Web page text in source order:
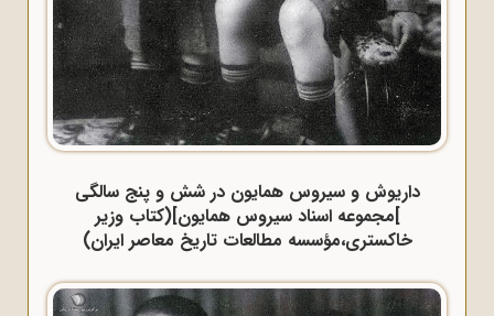
داریوش و سیروس همایون در شش و پنج سالگی
]مجموعه اسناد سیروس همایون](کتاب وزیر
خاکستری،مؤسسه مطالعات تاریخ معاصر ایران)